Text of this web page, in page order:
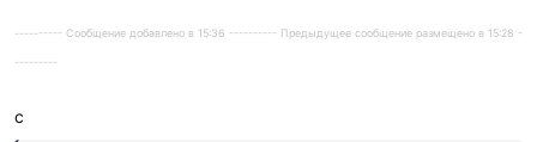
---------- Сообщение добавлено в 15:36 ---------- Предыдущее сообщение размещено в 15:28 -
---------
с